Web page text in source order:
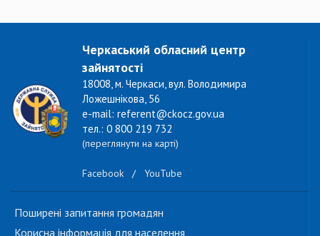
Черкаський обласний центр
зайнятості
18008, м. Черкаси, вул. Володимира
Ложешнікова, 56
e-mail: referent@ckocz.gov.ua
тел.: 0 800 219 732
(переглянути на карті)
Facebook / YouTube
Поширені запитання громадян
Корисна інформація для населення